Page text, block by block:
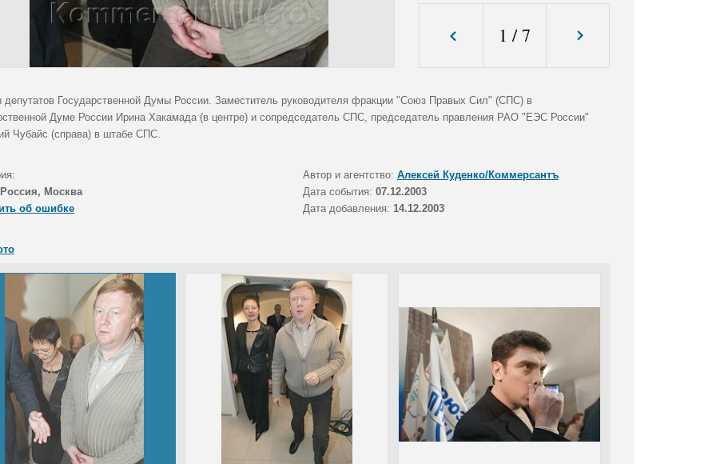
1 /7
депутатов Государственной Думы России. Заместитель руководителя фракции "Союз Правых Сил" (СПС) в
Думе России Ирина Хакамада (в центре) и сопредседатель СПС, председатель правления РАО "ЕЭС России"
Чубайс (справа) в штабе СПС.
Автор и агентство: Алексей Куденко/Коммерсантъ
Россия, Москва Дата события: 07.12.2003
об ошибке
Дата добавления: 14.12.2003